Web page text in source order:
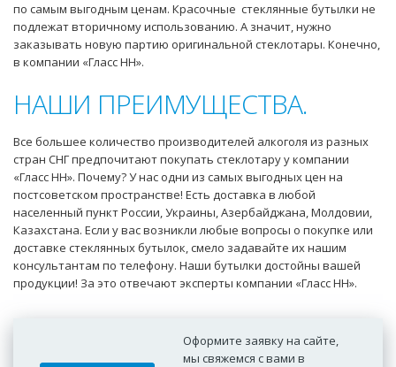
по самым выгодным ценам. Красочные стеклянные бутылки не
подлежат вторичному использованию. А значит, нужно
заказывать новую партию оригинальной стеклотары. Конечно,
в компании «Гласс НН».
НАШИ ПРЕИМУЩЕСТВА.
Все большее количество производителей алкоголя из разных
стран СНГ предпочитают покупать стеклотару у компании
«Гласс НН». Почему? У нас одни из самых выгодных цен на
постсоветском пространстве! Есть доставка в любой
населенный пункт России, Украины, Азербайджана, Молдовии,
Казахстана. Если у вас возникли любые вопросы о покупке или
доставке стеклянных бутылок, смело задавайте их нашим
консультантам по телефону. Наши бутылки достойны вашей
продукции! За это отвечают эксперты компании «Гласс НН».
Оформите заявку на сайте,
мы свяжемся с вами в